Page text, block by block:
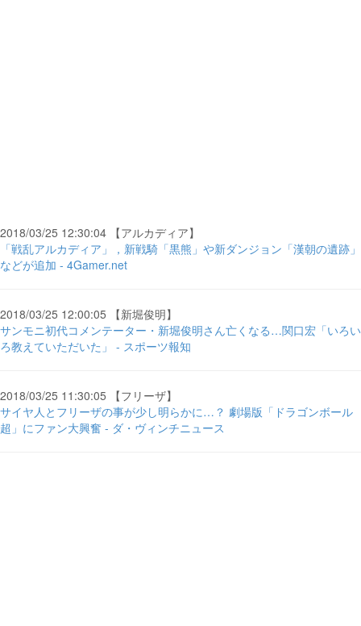
2018/03/25 12:30:04 【アルカディア】
「戦乱アルカディア」，新戦騎「黒熊」や新ダンジョン「漢朝の遺跡」
などが追加 - 4Gamer.net
2018/03/25 12:00:05 【新堀俊明】
サンモニ初代コメンテーター・新堀俊明さん亡くなる…関口宏「いろい
ろ教えていただいた」 - スポーツ報知
2018/03/25 11:30:05 【フリーザ】
サイヤ人とフリーザの事が少し明らかに…？ 劇場版「ドラゴンボール
超」にファン大興奮 - ダ・ヴィンチニュース